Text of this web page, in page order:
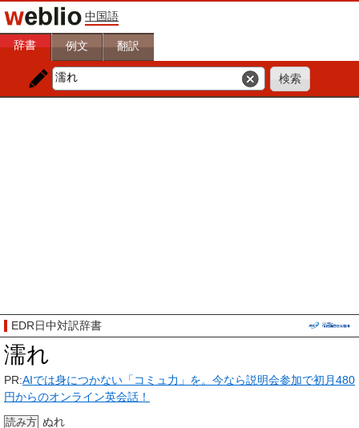
中国語
辞書 例文 翻訳
EDR日中対訳辞書
濡れ
PR:AIでは身につかない「コミュ力」を。今なら説明会参加で初月480
円からのオンライン英会話！
読み方 ぬれ